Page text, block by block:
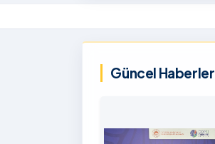
Tıklayınız
Güncel Haberler